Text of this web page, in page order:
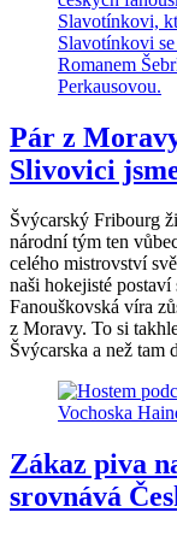
Pár z
Slivovici
Švýcarský Fribourg
národní tým ten
celého mistrovství
naši hokejisté postaví
Fanouškovská víra
z Moravy. To si
Švýcarska a než tam
Zákaz piva
srovnává